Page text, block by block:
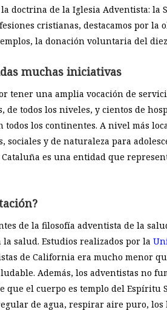
doctrina de la Iglesia Adventista: la
cristianas, destacamos por la
la donación voluntaria del
muchas iniciativas
tener una amplia vocación de
todos los niveles, y cientos de
los continentes. A nivel más
y de naturaleza para
es una entidad que
de la filosofía adventista de la
salud. Estudios realizados por la
de California era mucho menor
Además, los adventistas no
que el cuerpo es templo del
de agua, respirar aire puro, los